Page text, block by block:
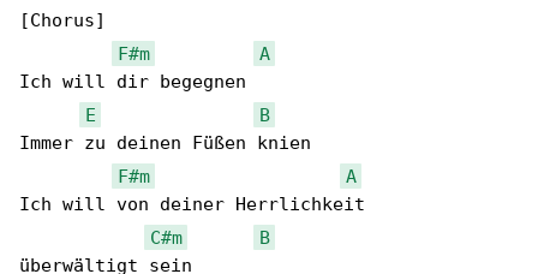
[Chorus]
F#m
A
Ich will dir begegnen
E
B
Immer zu deinen Füßen knien
F#m
A
Ich will von deiner Herrlichkeit
C#m
B
überwältigt sein